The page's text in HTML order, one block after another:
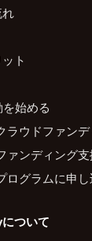
ト
始める
ラウドファン
ァンディング
ログラムに申
ついて